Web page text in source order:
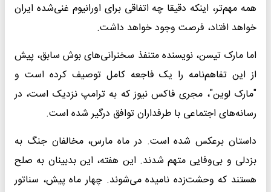
همه مهم‌تر، اینکه دقیقا چه اتفاقی برای اورانیوم غنی‌شده ایران
خواهد افتاد، فرصت وجود خواهد داشت.
اما مارک تیسن، نویسنده متنفذ سخنرانی‌های بوش سابق، پیش
از این تفاهم‌نامه را یک فاجعه کامل توصیف کرده است و
"مارک لوین"، مجری فاکس نیوز که به ترامپ نزدیک است، در
رسانه‌های اجتماعی با طرفداران توافق درگیر شده است.
داستان برعکس شده است. در ماه مارس، مخالفان جنگ به
بزدلی و بی‌وفایی متهم شدند. این هفته، این بدبینان به صلح
هستند که وحشت‌زده نامیده می‌شوند. چهار ماه پیش، سناتور